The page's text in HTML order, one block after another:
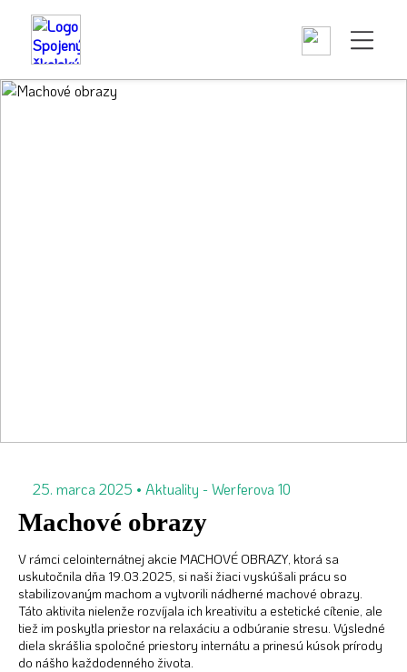
25. marca 2025 • Aktuality - Werferova 10
Machové obrazy
V rámci celointernátnej akcie MACHOVÉ OBRAZY, ktorá sa
uskutočnila dňa 19.03.2025, si naši žiaci vyskúšali prácu so
stabilizovaným machom a vytvorili nádherné machové obrazy.
Táto aktivita nielenže rozvíjala ich kreativitu a estetické cítenie, ale
tiež im poskytla priestor na relaxáciu a odbúranie stresu. Výsledné
diela skrášlia spoločné priestory internátu a prinesú kúsok prírody
do nášho každodenného života.